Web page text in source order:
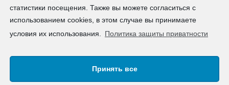
статистики посещения. Также вы можете согласиться с
использованием cookies, в этом случае вы принимаете
условия их использования.
Политика защиты приватности
Принять все
© Copyright2026 Ispansky v ispani: Курсы испанского |